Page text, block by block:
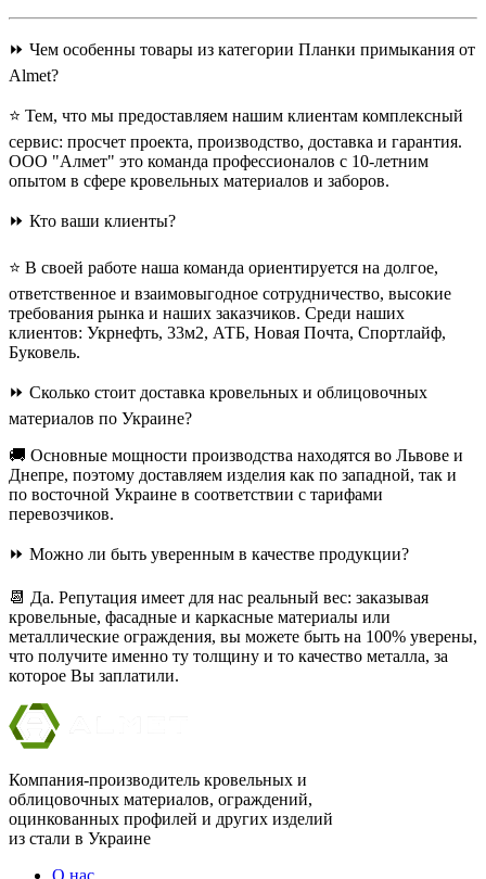
⏩ Чем особенны товары из категории Планки примыкания от
Almet?
⭐ Тем, что мы предоставляем нашим клиентам комплексный
сервис: просчет проекта, производство, доставка и гарантия.
ООО "Алмет" это команда профессионалов с 10-летним
опытом в сфере кровельных материалов и заборов.
⏩ Кто ваши клиенты?
⭐ В своей работе наша команда ориентируется на долгое,
ответственное и взаимовыгодное сотрудничество, высокие
требования рынка и наших заказчиков. Среди наших
клиентов: Укрнефть, 33м2, АТБ, Новая Почта, Спортлайф,
Буковель.
⏩ Сколько стоит доставка кровельных и облицовочных
материалов по Украине?
🚚 Основные мощности производства находятся во Львове и
Днепре, поэтому доставляем изделия как по западной, так и
по восточной Украине в соответствии с тарифами
перевозчиков.
⏩ Можно ли быть уверенным в качестве продукции?
📆 Да. Репутация имеет для нас реальный вес: заказывая
кровельные, фасадные и каркасные материалы или
металлические ограждения, вы можете быть на 100% уверены,
что получите именно ту толщину и то качество металла, за
которое Вы заплатили.
Компания-производитель кровельных и
облицовочных материалов, ограждений,
оцинкованных профилей и других изделий
из стали в Украине
О нас